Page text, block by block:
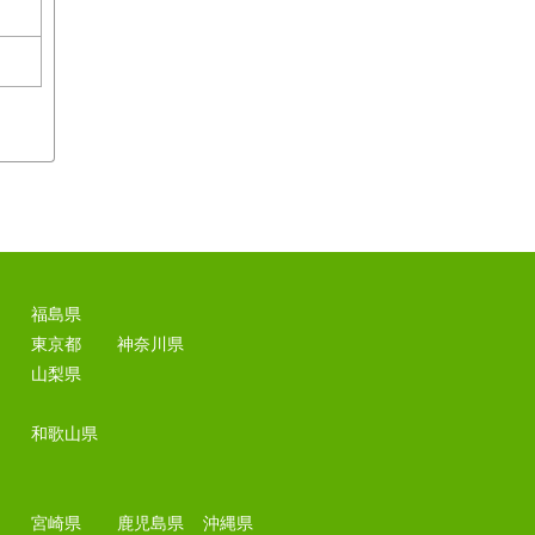
福島県
東京都
神奈川県
山梨県
和歌山県
宮崎県 鹿児島県 沖縄県